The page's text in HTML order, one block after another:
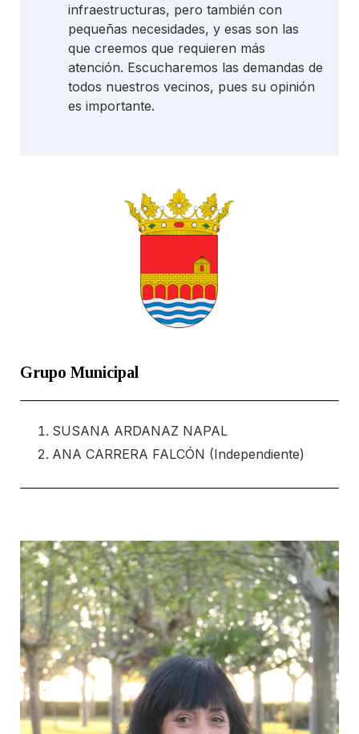
infraestructuras, pero también con
pequeñas necesidades, y esas son las
que creemos que requieren más
atención. Escucharemos las demandas de
todos nuestros vecinos, pues su opinión
es importante.
Grupo Municipal
SUSANA ARDANAZ NAPAL
ANA CARRERA FALCÓN (Independiente)